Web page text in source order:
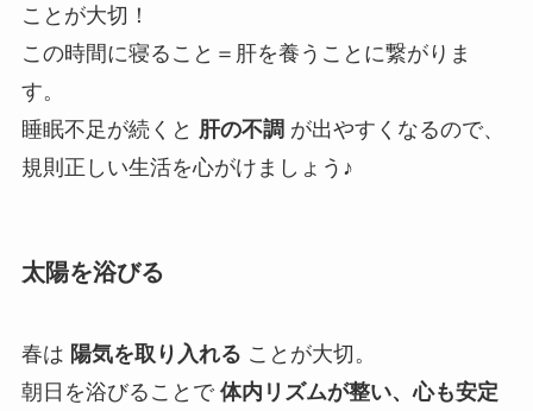
ことが大切！
この時間に寝ること＝肝を養うことに繋がりま
す。
睡眠不足が続くと 肝の不調 が出やすくなるので、
規則正しい生活を心がけましょう♪
太陽を浴びる
春は 陽気を取り入れる ことが大切。
朝日を浴びることで 体内リズムが整い、心も安定